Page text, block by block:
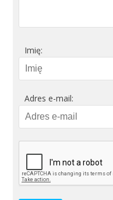
Imię:
Adres e-mail: